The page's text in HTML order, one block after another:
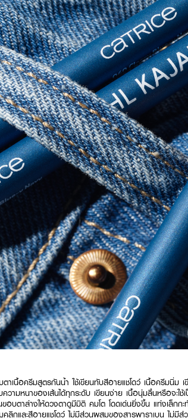
าเนื้อครีมสูตรกันน้ำ ใช้เขียนทับสีอายแชโดว์ เนื้อครีมนิ่ม
ความหนาของเส้นได้ทุกระดับ เขียนง่าย เนื้อนุ่มลื่นหรือจะใช้
ขอบตาล่างให้ดวงตาดูมีมิติ คมโต โดดเด่นยิ่งขึ้น แท่งเล็ก
คลิกและสีอายแชโดว์ ไม่มีส่วนผสมของสารพาราเบน ไม่